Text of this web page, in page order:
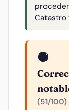
Catastro
🟠
(51/100)